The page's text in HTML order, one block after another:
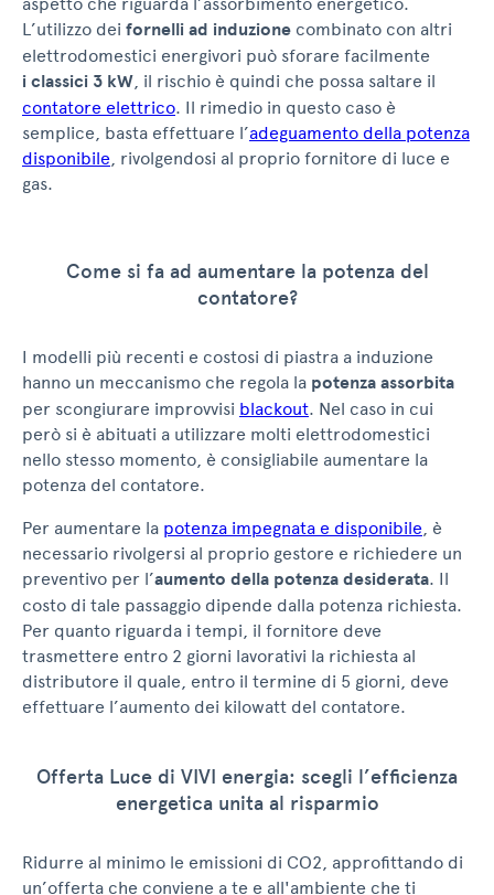
L’utilizzo dei fornelli ad induzione combinato con altri
elettrodomestici energivori può sforare facilmente
i classici 3 kW, il rischio è quindi che possa saltare il
contatore elettrico. Il rimedio in questo caso è
semplice, basta effettuare l’adeguamento della potenza
disponibile, rivolgendosi al proprio fornitore di luce e
gas.
Come si fa ad aumentare la potenza del
contatore?
I modelli più recenti e costosi di piastra a induzione
hanno un meccanismo che regola la potenza assorbita
per scongiurare improvvisi blackout. Nel caso in cui
però si è abituati a utilizzare molti elettrodomestici
nello stesso momento, è consigliabile aumentare la
potenza del contatore.
Per aumentare la potenza impegnata e disponibile, è
necessario rivolgersi al proprio gestore e richiedere un
preventivo per l’aumento della potenza desiderata. Il
costo di tale passaggio dipende dalla potenza richiesta.
Per quanto riguarda i tempi, il fornitore deve
trasmettere entro 2 giorni lavorativi la richiesta al
distributore il quale, entro il termine di 5 giorni, deve
effettuare l’aumento dei kilowatt del contatore.
Offerta Luce di VIVI energia: scegli l’efficienza
energetica unita al risparmio
Ridurre al minimo le emissioni di CO2, approfittando di
un’offerta che conviene a te e all'ambiente che ti